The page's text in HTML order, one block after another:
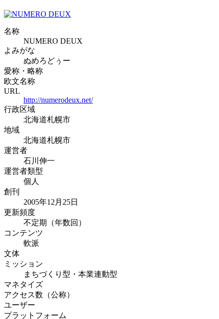
名称
NUMERO DEUX
よみがな
ぬめろどぅー
愛称・略称
欧文名称
URL
http://numerodeux.net/
行政区域
北海道札幌市
地域
北海道札幌市
運営者
石川伸一
運営者類型
個人
創刊
2005年12月25日
更新頻度
不定期（年数回）
コンテンツ
軟派
文体
ミッション
まちづくり型・本業連動型
マネタイズ
アクセス数（公称）
ユーザー
プラットフォーム